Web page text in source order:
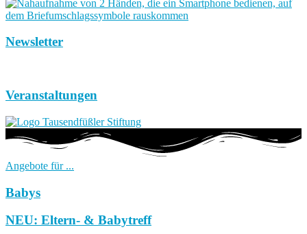
Newsletter
Veranstaltungen
Angebote für ...
Babys
NEU: Eltern- & Babytreff